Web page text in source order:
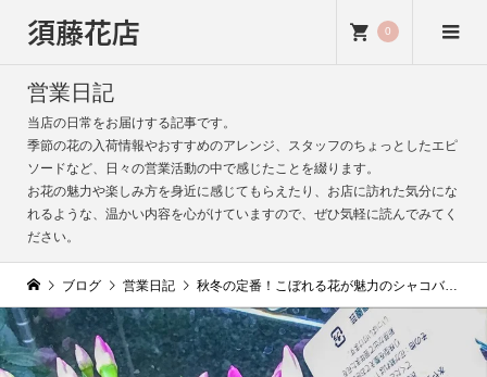
須藤花店 0
営業日記
当店の日常をお届けする記事です。
季節の花の入荷情報やおすすめのアレンジ、スタッフのちょっとしたエピ
ソードなど、日々の営業活動の中で感じたことを綴ります。
お花の魅力や楽しみ方を身近に感じてもらえたり、お店に訪れた気分にな
れるような、温かい内容を心がけていますので、ぜひ気軽に読んでみてく
ださい。
ブログ 営業日記 秋冬の定番！こぼれる花が魅力のシャコバサボテン（カニサボテン）｜須藤花店（新小岩）